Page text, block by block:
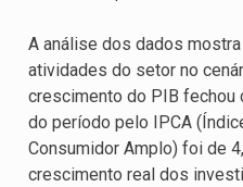
A análise dos dados
atividades do setor no
crescimento do PIB fechou
do período pelo IPCA
Consumidor Amplo) foi de
crescimento real dos